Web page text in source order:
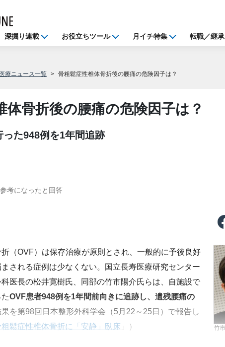
深掘り連載 お役立ちツール 月イチ特集 転職／継承
療ニュース一覧 骨粗鬆症性椎体骨折後の腰痛の危険因子は？
体骨折後の腰痛の危険因子は？
った948例を1年間追跡
考になったと回答
（OVF）は保存治療が原則とされ、一般的に予後良好
される症例は少なくない。国立長寿医療研究センター
医長の松井寛樹氏、同部の竹市陽介氏らは、自施設で
OVF患者948例を1年間前向きに追跡し、遺残腰痛の
を第98回日本整形外科学会（5月22～25日）で報告し
粗鬆症性椎体骨折に「安静」臥床 」）